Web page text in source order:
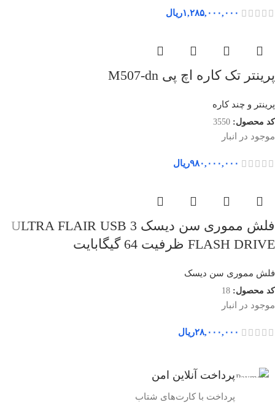
۱,۲۸۵,۰۰۰,۰۰۰ریال
پرینتر تک کاره اچ پی M507-dn
پرینتر و چند کاره
کد محصول: 3550
موجود در انبار
۹۸۰,۰۰۰,۰۰۰ریال
فلش مموری سن دیسک ULTRA FLAIR USB 3
FLASH DRIVE ظرفیت 64 گیگابایت
فلش مموری سن دیسک
کد محصول: 18
موجود در انبار
۲۸,۰۰۰,۰۰۰ریال
پرداخت آنلاین امن
پرداخت با کارت‌های شتاب